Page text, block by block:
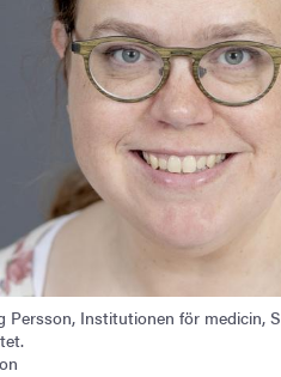
Persson, Institutionen för medicin,